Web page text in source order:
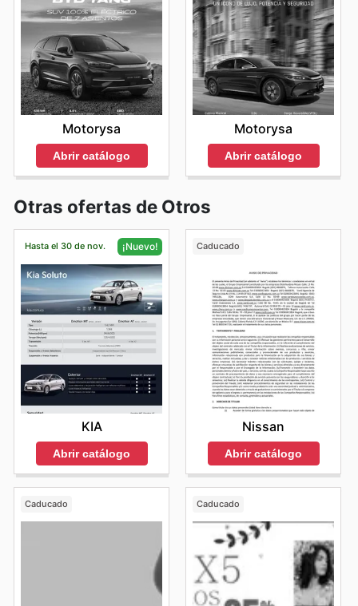
Motorysa
Abrir catálogo
Motorysa
Abrir catálogo
Otras ofertas de Otros
Hasta el 30 de nov. ¡Nuevo!
KIA
Abrir catálogo
Caducado
Nissan
Abrir catálogo
Caducado Caducado